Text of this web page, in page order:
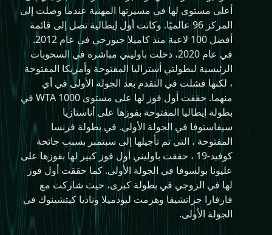
أعلى مستوى لها في مسيرتها المهنية عندما وصلت إلى
المركز 96 عالميًا. وكانت أول إيطالية تصل إلى قائمة
أفضل 100 لاعبة منذ كاميلا جيورجي في عام 2012.
في عام 2020، دخلت باوليني مباشرة في السحوبات
الرئيسية لبطولتي أستراليا المفتوحة وأمريكا المفتوحة
، لكنها فشلت في التقدم بعد الجولة الأولى في أي
منهما. حققت أول فوز لها على مستوى WTA 1000 في
بطولة إيطاليا المفتوحة بفوزها على أناستازيا
سيفاستوفا في الجولة الأولى. في بطولة فرنسا
المفتوحة ، التي تم تأجيلها إلى سبتمبر بسبب جائحة
كوفيد-19 ، حققت باوليني أول فوز كبير لها بفوزها على
عليونا بولسوفا في الجولة الأولى. كما حققت أول فوز
لها في الزوجي في بطولة كبرى، حيث شاركت مع
فارفارا جراتشيفا وهزمت ليودميلا وناديا كيتشينوك في
الجولة الأولى.